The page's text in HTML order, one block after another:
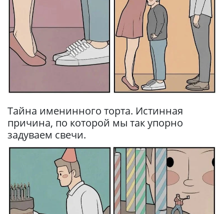
Тайна именинного торта. Истинная
причина, по которой мы так упорно
задуваем свечи.